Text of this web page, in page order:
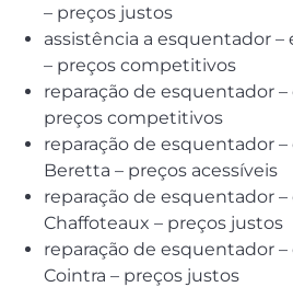
– preços justos
assistência a esquentador
– preços competitivos
reparação de esquentador
preços competitivos
reparação de esquentador
Beretta – preços acessíveis
reparação de esquentador
Chaffoteaux – preços justos
reparação de esquentador
Cointra – preços justos